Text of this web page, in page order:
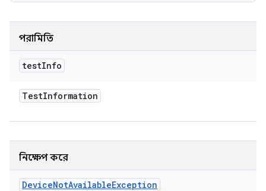
পরামিতি
testInfo
TestInformation
নিক্ষেপ করে
DeviceNotAvailableException